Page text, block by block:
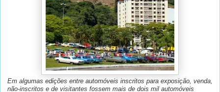
Em algumas edições entre automóveis inscritos para exposição, venda,
não-inscritos e de visitantes fossem mais de dois mil automóveis